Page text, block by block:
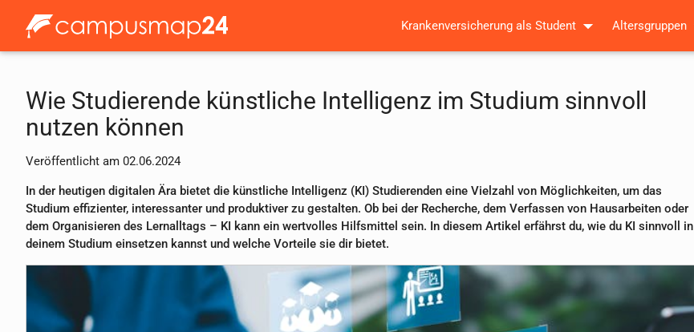
Krankenversicherung als Student Altersgruppen
Wie Studierende künstliche Intelligenz im Studium sinnvoll
nutzen können
Veröffentlicht am 02.06.2024
In der heutigen digitalen Ära bietet die künstliche Intelligenz (KI) Studierenden eine Vielzahl von Möglichkeiten, um das
Studium effizienter, interessanter und produktiver zu gestalten. Ob bei der Recherche, dem Verfassen von Hausarbeiten oder
dem Organisieren des Lernalltags – KI kann ein wertvolles Hilfsmittel sein. In diesem Artikel erfährst du, wie du KI sinnvoll in
deinem Studium einsetzen kannst und welche Vorteile sie dir bietet.